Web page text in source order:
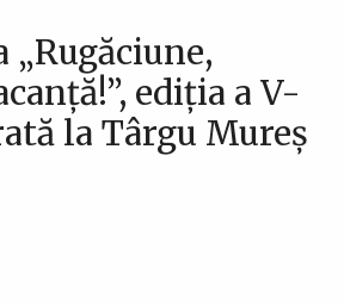
ediția a V-
la Târgu Mureș